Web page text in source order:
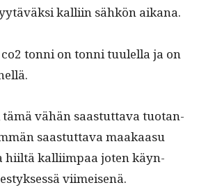
kalli­in sähkön aikana.
co2 ton­ni on ton­ni tuulel­la ja on
tämä vähän saas­tut­ta­va tuotan­
saas­tut­ta­va maakaa­su
hiiltä kalli­im­paa joten käyn­
viimeisenä.